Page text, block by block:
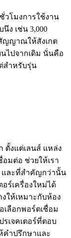
วโมงการใช้งาน
ง เช่น 3,000
ญญาณให้สังเกต
ไปจากเดิม นั่นคือ
สำหรับรุ่น
ตั้งแต่เลนส์ แหล่ง
มต่อ ช่วยให้เรา
และที่สำคัญกว่านั้น
ร์เครื่องใหม่ได้
งให้เหมาะกับห้อง
เลือกพอร์ตเชื่อม
เจคเตอร์ที่ตอบ
คำปรึกษาและ